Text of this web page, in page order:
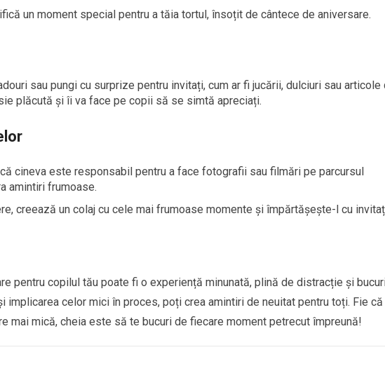
un moment special pentru a tăia tortul, însoțit de cântece de aniversare.
sau pungi cu surprize pentru invitați, cum ar fi jucării, dulciuri sau articole
plăcută și îi va face pe copii să se simtă apreciați.
cineva este responsabil pentru a face fotografii sau filmări pe parcursul
amintiri frumoase.
creează un colaj cu cele mai frumoase momente și împărtășește-l cu
pentru copilul tău poate fi o experiență minunată, plină de distracție și
implicarea celor mici în proces, poți crea amintiri de neuitat pentru toți. Fie că
mai mică, cheia este să te bucuri de fiecare moment petrecut împreună!